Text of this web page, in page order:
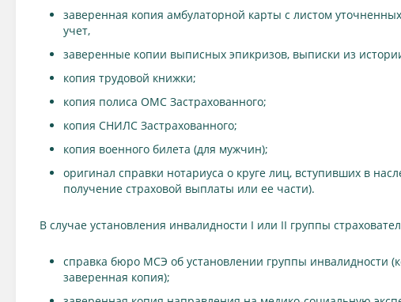
заверенная копия амбулаторной карты с листом
учет,
заверенные копии выписных эпикризов, выписки из
копия трудовой книжки;
копия полиса ОМС Застрахованного;
копия СНИЛС Застрахованного;
копия военного билета (для мужчин);
оригинал справки нотариуса о круге лиц, вступивших в
получение страховой выплаты или ее части).
В случае установления инвалидности I или II группы
справка бюро МСЭ об установлении группы инвалидности
заверенная копия);